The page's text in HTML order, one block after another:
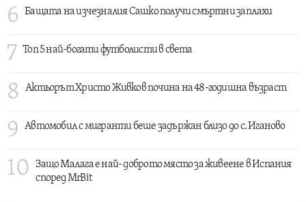
6 Бащата на изчезналия Сашко получи смъртни заплахи
7 Топ 5 най-богати футболисти в света
8 Актьорът Христо Живков почина на 48-годишна възраст
9 Автомобил с мигранти беше задържан близо до с. Иганово
10
Защо Малага е най- доброто място за живеене в Испания
според MrBit